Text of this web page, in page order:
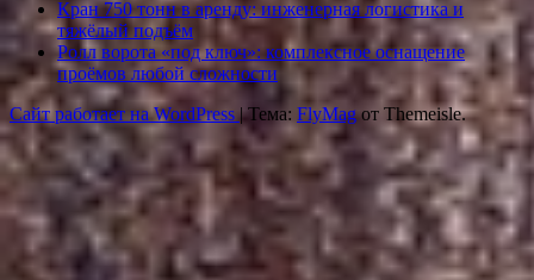
Кран 750 тонн в аренду: инженерная логистика и
тяжёлый подъём
Ролл ворота «под ключ»: комплексное оснащение
проёмов любой сложности
Сайт работает на WordPress |Тема: FlyMagот Themeisle.